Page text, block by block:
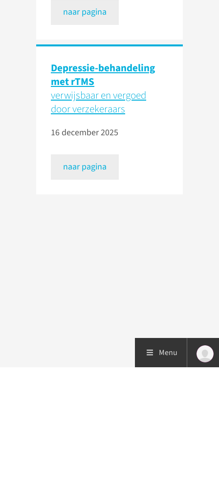
naar pagina
Depressie-behandeling
met rTMS
verwijsbaar en vergoed
door verzekeraars
16 december 2025
naar pagina
Menu